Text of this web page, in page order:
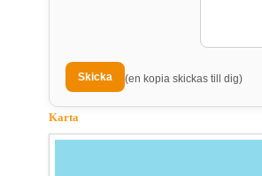
(en kopia skickas till dig)
Karta